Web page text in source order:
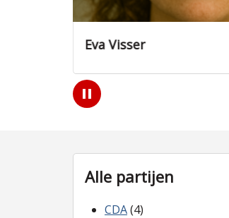
Eva Visser
Play
/
Alle partijen
CDA(4)